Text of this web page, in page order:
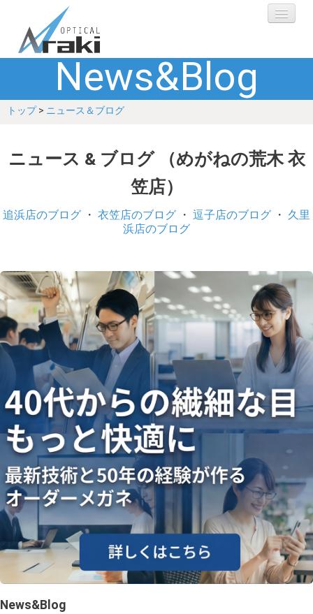
選ばれる理由
ブランド
ショップ
お客さまの声
ギャラリー
コラム
ブログ
採用
News&Blog
トップ> ニュース＆ブログ
ニュース & ブログ （めがねの荒木 衣
笠店）
追浜店のブログ ・ 衣笠店のブログ ・ 逗子店のブログ ・ 久里
浜店のブログ
News&Blog